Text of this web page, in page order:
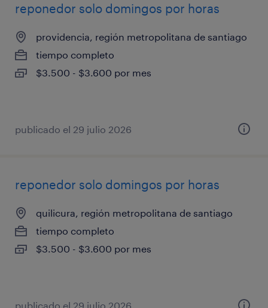
reponedor solo domingos por horas
providencia, región metropolitana de santiago
tiempo completo
$3.500 - $3.600 por mes
publicado el 29 julio 2026
reponedor solo domingos por horas
quilicura, región metropolitana de santiago
tiempo completo
$3.500 - $3.600 por mes
publicado el 29 julio 2026